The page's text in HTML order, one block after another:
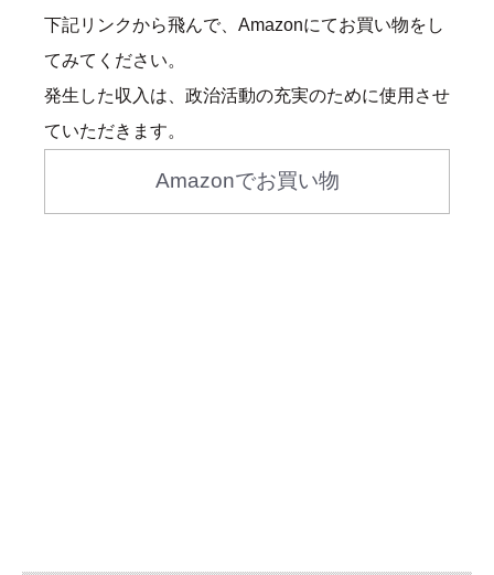
下記リンクから飛んで、Amazonにてお買い物をし
てみてください。
発生した収入は、政治活動の充実のために使用させ
ていただきます。
Amazonでお買い物